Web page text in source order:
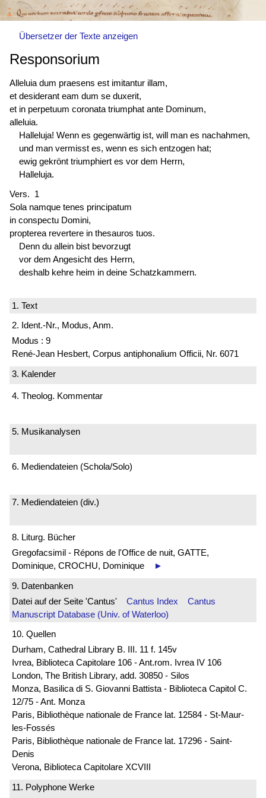
Übersetzer der Texte anzeigen
Responsorium
Alleluia dum praesens est imitantur illam,
et desiderant eam dum se duxerit,
et in perpetuum coronata triumphat ante Dominum,
alleluia.
Halleluja! Wenn es gegenwärtig ist, will man es nachahmen,
und man vermisst es, wenn es sich entzogen hat;
ewig gekrönt triumphiert es vor dem Herrn,
Halleluja.
Vers. 1
Sola namque tenes principatum
in conspectu Domini,
propterea revertere in thesauros tuos.
Denn du allein bist bevorzugt
vor dem Angesicht des Herrn,
deshalb kehre heim in deine Schatzkammern.
1. Text
2. Ident.-Nr., Modus, Anm.
Modus : 9
René-Jean Hesbert, Corpus antiphonalium Officii, Nr. 6071
3. Kalender
4. Theolog. Kommentar
5. Musikanalysen
6. Mediendateien (Schola/Solo)
7. Mediendateien (div.)
8. Liturg. Bücher
Gregofacsimil - Répons de l'Office de nuit, GATTE,
Dominique, CROCHU, Dominique
►
9. Datenbanken
Datei auf der Seite 'Cantus' Cantus Index
Cantus
Manuscript Database (Univ. of Waterloo)
10. Quellen
Durham, Cathedral Library B. III. 11 f. 145v
Ivrea, Biblioteca Capitolare 106 - Ant.rom. Ivrea IV 106
London, The British Library, add. 30850 - Silos
Monza, Basilica di S. Giovanni Battista - Biblioteca Capitol C.
12/75 - Ant. Monza
Paris, Bibliothèque nationale de France lat. 12584 - St-Maur-
les-Fossés
Paris, Bibliothèque nationale de France lat. 17296 - Saint-
Denis
Verona, Biblioteca Capitolare XCVIII
11. Polyphone Werke